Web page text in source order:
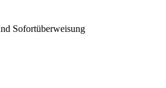
Sofortüberweisung